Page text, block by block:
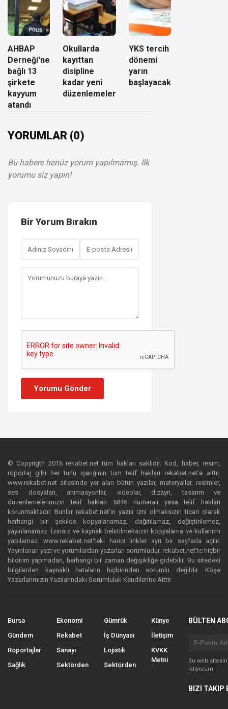
AHBAP
Derneği'ne
bağlı 13
şirkete
kayyum
atandı
Okullarda
kayıttan
disipline
kadar yeni
düzenlemeler
YKS tercih
dönemi
yarın
başlayacak
YORUMLAR (0)
Bu habere henüz yorum yapılmamış. İlk
yorumu siz yapın!
Bir Yorum Bırakın
Yorumu Gönder
© Copyrigth 2016 rekabet.net tüm hakları saklıdır. Kod, haber, resim,
röportaj gibi her türlü içeriğinin tüm telif hakları rekabet.net’e aittir.
www.rekabet.net sitesinde yer alan bütün yazılar, materyaller, resimler,
ses dosyaları, animasyonlar, videolar, dizayn, tasarım ve
düzenlemelerimizin telif hakları 5846 numaralı yasa telif hakları
korunmaktadır. Bunlar rekabet.net’in yazılı izni olmaksızın ticari olarak
herhangi bir şekilde kopyalanamaz, dağıtılamaz, değiştirilemez,
yayınlanamaz. İzinsiz ve kaynak belirtilmeksizin kopyalama ve kullanımı
yapılamaz. www.rekabet.net’teki harici linkler ayrı bir sayfada açılır.
Yayınlanan yazı ve yorumlardan yazarları sorumludur. rekabet.net’te hiçbir
bildirim yapmadan, herhangi bir zaman değişikliğe gidebilir. Bu sitedeki
bilgilerden kaynaklı hataların hiçbirinden sorumlu değildir. Köşe
Yazarlarımızın Yazılarındaki Sorumluluk Kendilerine Aittir.
Bursa
Gündem
Röportajlar
Sağlık
Ekonomi
Rekabet
Sanayi
Sektörden
Gümrük
İş Dünyası
Lojistik
Sektörden
Künye
İletişim
KVKK
Metni
BÜLTEN
Bu web
İstiyorum
BİZİ TAKİP